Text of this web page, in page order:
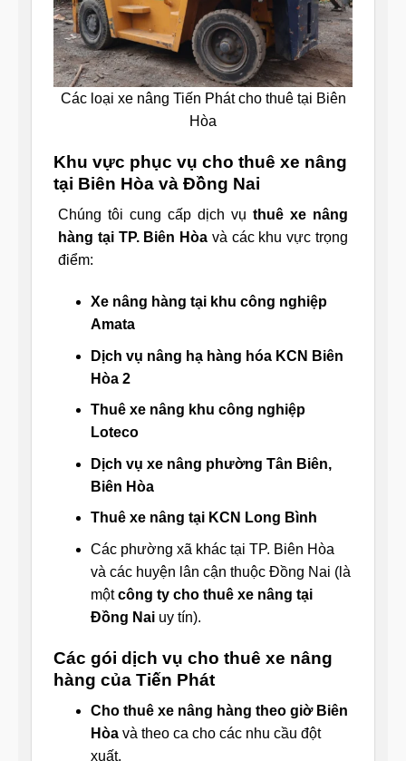
Các loại xe nâng Tiến Phát cho thuê tại Biên
Hòa
Khu vực phục vụ cho thuê xe nâng
tại Biên Hòa và Đồng Nai
Chúng tôi cung cấp dịch vụ thuê xe nâng
hàng tại TP. Biên Hòa và các khu vực trọng
điểm:
Xe nâng hàng tại khu công nghiệp
Amata
Dịch vụ nâng hạ hàng hóa KCN Biên
Hòa 2
Thuê xe nâng khu công nghiệp
Loteco
Dịch vụ xe nâng phường Tân Biên,
Biên Hòa
Thuê xe nâng tại KCN Long Bình
Các phường xã khác tại TP. Biên Hòa
và các huyện lân cận thuộc Đồng Nai (là
mộtcông ty cho thuê xe nâng tại
Đồng Naiuy tín).
Các gói dịch vụ cho thuê xe nâng
hàng của Tiến Phát
Cho thuê xe nâng hàng theo giờ Biên
Hòavà theo ca cho các nhu cầu đột
xuất.